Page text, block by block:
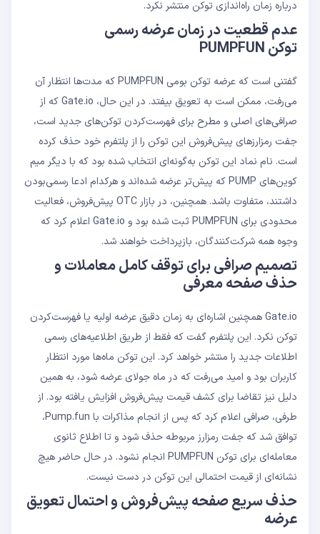
درباره زمان راه‌اندازی توکن منتشر نکرد.
عدم قطعیت در زمان عرضه رسمی
توکن PUMPFUN
گفتنی است که عرضه توکن بومی PUMPFUN که مدت‌ها انتظار آن
می‌رفت، ممکن است به تعویق بیفتد. در این حال، Gate.io که از
صرافی‌های اصلی و مطرح برای فهرست‌کردن توکن‌های جدید است،
جفت رمز‌ارزهای پیش‌فروش این توکن را از پلتفرم خود حذف کرده
است. نام نماد این توکن به‌گونه‌ای انتخاب شده بود که با دیگر میم
کوین‌های PUMP که پیش‌تر عرضه شده‌اند و هرکدام ادعا رسمی‌بودن
داشتند، متفاوت باشد. همچنین، در بازار OTC پیش‌فروش، فعالیت
محدودی برای PUMPFUN ثبت شده بود و Gate.io اعلام کرد که
وجوه همه شرکت‌کنندگان، بازپرداخت خواهند شد.
تصمیم صرافی برای توقف کامل معاملات و
حذف صفحه معرفی
Gate.io همچنین اشاره‌ای به زمان دقیق عرضه اولیه یا فهرست‌کردن
توکن نکرد. این پلتفرم گفت که فقط از طریق اطلاعیه‌های رسمی
اطلاعات جدید را منتشر خواهد کرد. این توکن ماه‌ها مورد انتظار
کاربران بود و امید می‌رفت که در ماه جولای عرضه شود، به همین
دلیل نیز تقاضا برای کشف قیمت پیش‌فروش افزایش یافته بود. از
طرفی، صرافی اعلام کرد که پس از انجام مذاکرات با Pump.fun،
توافق شد که جفت رمز‌ارز مربوطه حذف شود و تا اطلاع ثانوی
معامله‌ای برای توکن PUMPFUN انجام نشود. در حال حاضر هیچ
نشانه‌ای از قیمت احتمالی این توکن در دست نیست.
حذف سریع صفحه پیش‌فروش و احتمال تعویق
عرضه